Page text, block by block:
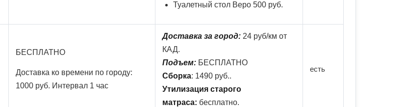
Туалетный стол Веро 500 руб.
БЕСПЛАТНО
Доставка ко времени по городу:
1000 руб. Интервал 1 час
Доставка за город: 24 руб/км от
КАД.
Подъем: БЕСПЛАТНО
Сборка: 1490 руб..
Утилизация старого
матраса: бесплатно.
есть